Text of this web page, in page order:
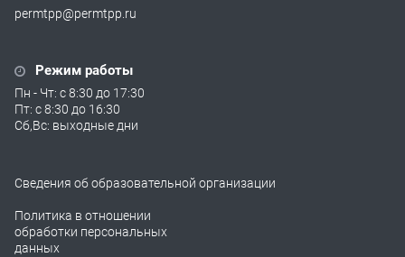
permtpp@permtpp.ru
Режим работы
Пн - Чт: с 8:30 до 17:30
Пт: с 8:30 до 16:30
Сб,Вс: выходные дни
Сведения об образовательной организации
Политика в отношении
обработки персональных
данных